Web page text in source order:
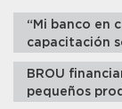
“Mi banco en
capacitación
BROU
pequeños